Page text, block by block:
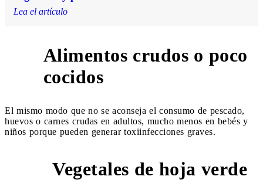
Lea el artículo
Alimentos crudos o poco
cocidos
El mismo modo que no se aconseja el consumo de pescado,
huevos o carnes crudas en adultos, mucho menos en bebés y
niños porque pueden generar toxiinfecciones graves.
Vegetales de hoja verde